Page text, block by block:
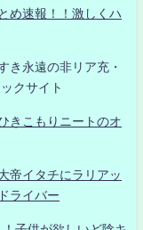
め速報！！激しくハ
き永遠の非リア充・
クサイト
きこもりニートのオ
帝イタチにラリアッ
ライバー